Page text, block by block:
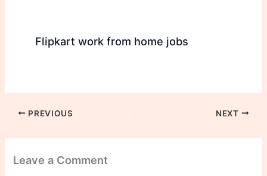
Flipkart work from home jobs
PREVIOUS NEXT
Leave a Comment